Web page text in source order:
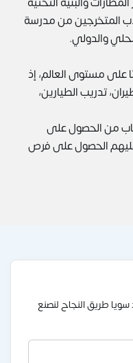
المتخرجين من مدرسة
والدولي.
على مستوى العالم، إذ
تدريب الطيارين،
من الحصول على
الحصول على فرص
طريق النجاح لنصنع